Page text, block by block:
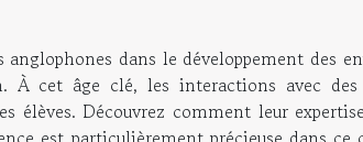
anglophones dans le développement des
À cet âge clé, les interactions avec des
élèves. Découvrez comment leur